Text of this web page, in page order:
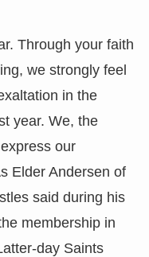
Through your faith
we strongly feel
in the
year. We, the
our
Elder Andersen of
said during his
membership in
day Saints